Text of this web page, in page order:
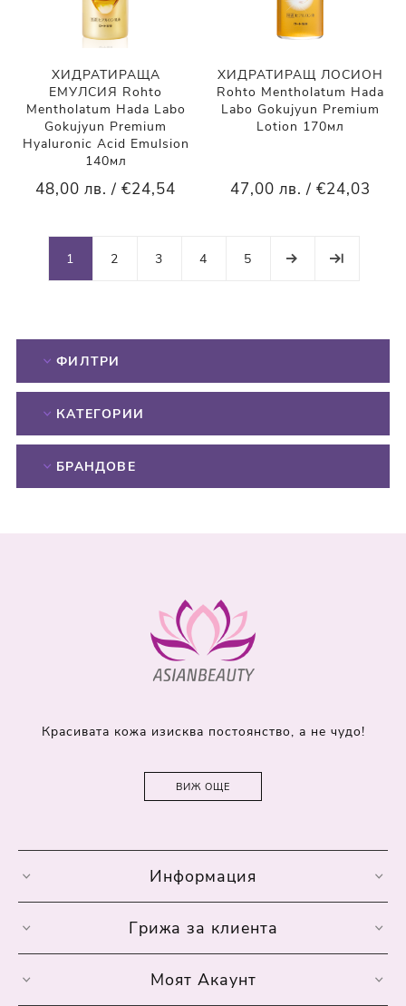
ХИДРАТИРАЩА
ЕМУЛСИЯ Rohto
Mentholatum Hada Labo
Gokujyun Premium
Hyaluronic Acid Emulsion
140мл
48,00 лв. / €24,54
ХИДРАТИРАЩ ЛОСИОН
Rohto Mentholatum Hada
Labo Gokujyun Premium
Lotion 170мл
47,00 лв. / €24,03
1 2 3 4 5
ФИЛТРИ
КАТЕГОРИИ
БРАНДОВЕ
Красивата кожа изисква постоянство, а не чудо!
ВИЖ ОЩЕ
Информация
Грижа за клиента
Моят Акаунт